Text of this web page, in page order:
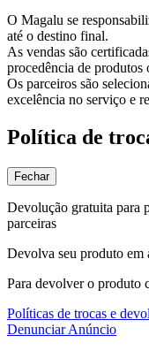
O Magalu se
até o destino final.
As vendas são
procedência de produtos
Os parceiros são
excelência no serviço e
Política de
Fechar
Devolução gratuita para
parceiras
Devolva seu produto em
Para devolver o produto
Políticas de trocas e
Denunciar Anúncio